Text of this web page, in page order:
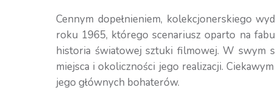
Cennym dopełnieniem, kolekcjonerskiego
roku 1965, którego scenariusz oparto na
historia światowej sztuki filmowej. W swym
miejsca i okoliczności jego realizacji.
jego głównych bohaterów.